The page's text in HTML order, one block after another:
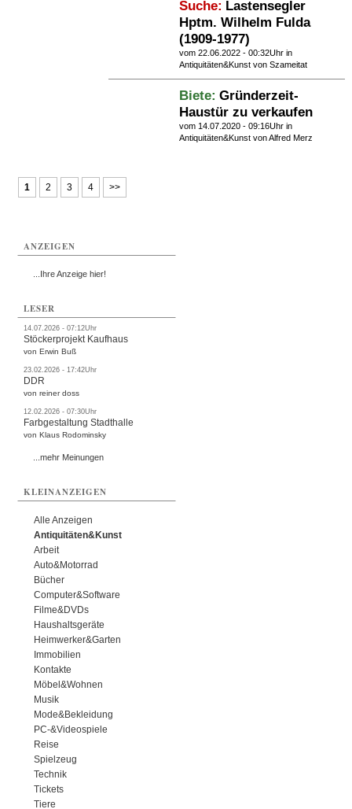
Suche: Lastensegler
Hptm. Wilhelm Fulda
(1909-1977)
vom 22.06.2022 - 00:32Uhr in
Antiquitäten&Kunst von Szameitat
Biete: Gründerzeit-
Haustür zu verkaufen
vom 14.07.2020 - 09:16Uhr in
Antiquitäten&Kunst von Alfred Merz
1 2 3 4 >>
ANZEIGEN
...Ihre Anzeige hier!
LESER
14.07.2026 - 07:12Uhr
Stöckerprojekt Kaufhaus
von Erwin Buß
23.02.2026 - 17:42Uhr
DDR
von reiner doss
12.02.2026 - 07:30Uhr
Farbgestaltung Stadthalle
von Klaus Rodominsky
...mehr Meinungen
KLEINANZEIGEN
Alle Anzeigen
Antiquitäten&Kunst
Arbeit
Auto&Motorrad
Bücher
Computer&Software
Filme&DVDs
Haushaltsgeräte
Heimwerker&Garten
Immobilien
Kontakte
Möbel&Wohnen
Musik
Mode&Bekleidung
PC-&Videospiele
Reise
Spielzeug
Technik
Tickets
Tiere